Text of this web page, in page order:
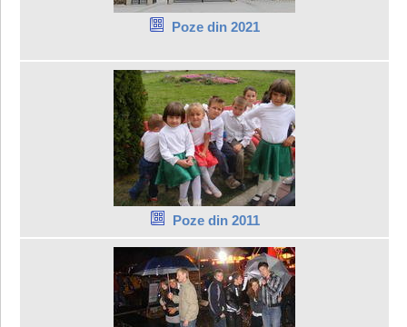
Poze din 2021
Poze din 2011